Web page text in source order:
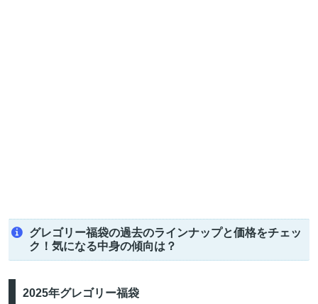
グレゴリー福袋の過去のラインナップと価格をチェッ
ク！気になる中身の傾向は？
2025年グレゴリー福袋